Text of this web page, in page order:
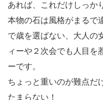
あれば、これだけしっか
本物の石は風格がまるで
で歳を選ばない、大人の
ィーや２次会でも人目を
ーです。
ちょっと重いのが難点だ
たまらない！